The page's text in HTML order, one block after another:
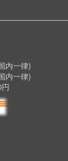
一律)
内一律)